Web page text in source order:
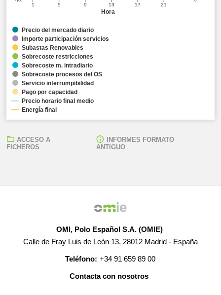
Hora
1 5 9 13 17 21
Precio del mercado diario
Importe participación servicios
Subastas Renovables
Sobrecoste restricciones
Sobrecoste m. intradiario
Sobrecoste procesos del OS
Servicio interrumpibilidad
Pago por capacidad
Precio horario final medio
Energía final
ACCESO A
FICHEROS
INFORMES FORMATO
ANTIGUO
OMI, Polo Español S.A. (OMIE)
Calle de Fray Luis de León 13, 28012 Madrid - España
Teléfono: +34 91 659 89 00
Contacta con nosotros